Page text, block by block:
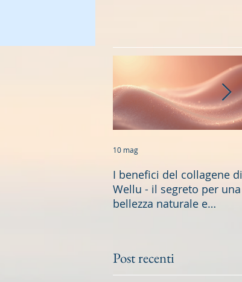
preferiti con lo sconto del
I benefici del collagene di
Wellu - il segreto per una
bellezza naturale e
10 mag
Post recenti